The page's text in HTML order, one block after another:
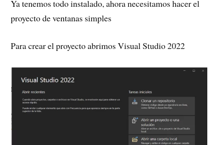
Ya tenemos todo instalado, ahora necesitamos hacer el
proyecto de ventanas simples
Para crear el proyecto abrimos Visual Studio 2022